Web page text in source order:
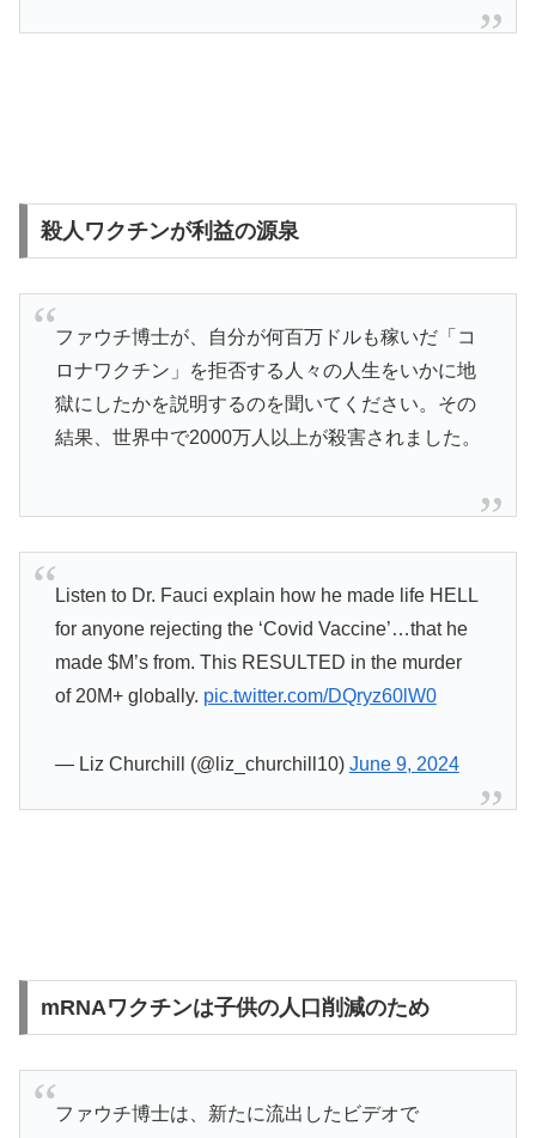
殺人ワクチンが利益の源泉
ファウチ博士が、自分が何百万ドルも稼いだ「コ
ロナワクチン」を拒否する人々の人生をいかに地
獄にしたかを説明するのを聞いてください。その
結果、世界中で2000万人以上が殺害されました。
Listen to Dr. Fauci explain how he made life HELL
for anyone rejecting the ‘Covid Vaccine’…that he
made $M’s from. This RESULTED in the murder
of 20M+ globally. pic.twitter.com/DQryz60lW0
— Liz Churchill (@liz_churchill10) June 9, 2024
mRNAワクチンは子供の人口削減のため
ファウチ博士は、新たに流出したビデオで